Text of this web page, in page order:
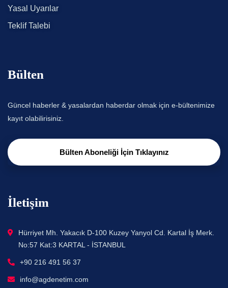
Yasal Uyarılar
Teklif Talebi
Bülten
Güncel haberler & yasalardan haberdar olmak için e-bültenimize
kayıt olabilirisiniz.
Bülten Aboneliği İçin Tıklayınız
İletişim
Hürriyet Mh. Yakacık D-100 Kuzey Yanyol Cd. Kartal İş Merk.
No:57 Kat:3 KARTAL - İSTANBUL
+90 216 491 56 37
info@agdenetim.com